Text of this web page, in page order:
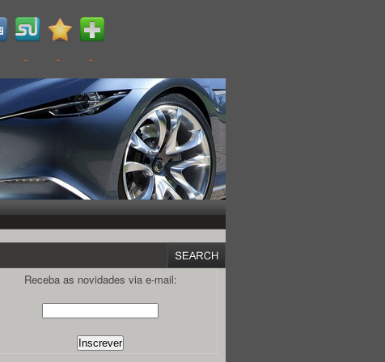
Receba as novidades via e-mail: